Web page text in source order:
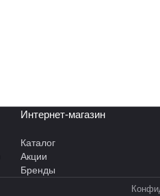
Интернет-магазин
Каталог
Акции
Бренды